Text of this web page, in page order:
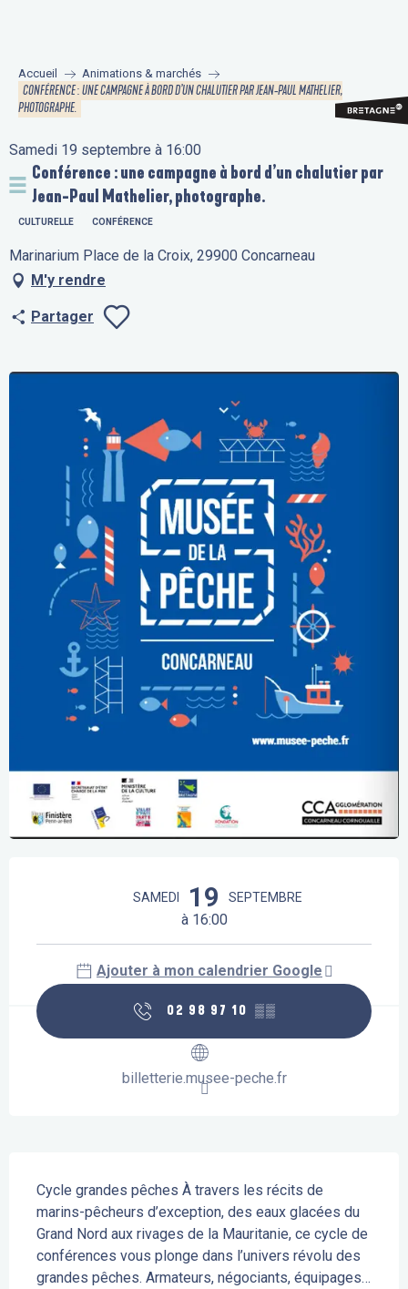
principal
Accueil Animations & marchés
CONFÉRENCE : UNE CAMPAGNE À BORD D’UN CHALUTIER PAR JEAN-PAUL MATHELIER,
PHOTOGRAPHE.
Samedi 19 septembre à 16:00
Conférence : une campagne à bord d’un chalutier par
Jean-Paul Mathelier, photographe.
CULTURELLE CONFÉRENCE
Marinarium Place de la Croix, 29900 Concarneau
M'y rendre
Partager
SAMEDI 19 SEPTEMBRE
à 16:00
Ajouter à mon calendrier Google
02 98 97 10 ▒▒
billetterie.musee-peche.fr
Cycle grandes pêches À travers les récits de
marins-pêcheurs d’exception, des eaux glacées du
Grand Nord aux rivages de la Mauritanie, ce cycle de
conférences vous plonge dans l’univers révolu des
grandes pêches. Armateurs, négociants, équipages…